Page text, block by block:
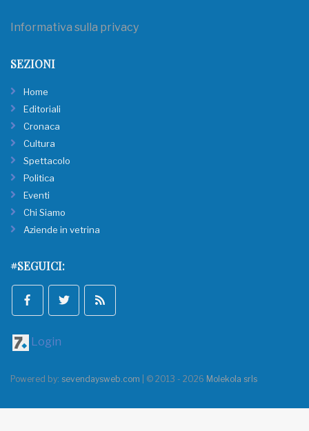
Informativa sulla privacy
SEZIONI
Home
Editoriali
Cronaca
Cultura
Spettacolo
Politica
Eventi
Chi Siamo
Aziende in vetrina
#SEGUICI:
Login
Powered by: sevendaysweb.com | © 2013 - 2026 Molekola srls